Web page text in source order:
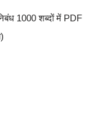
1000 शब्दों में PDF